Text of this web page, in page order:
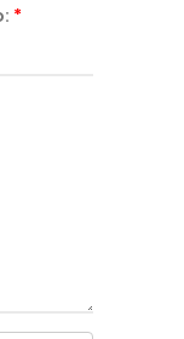
*